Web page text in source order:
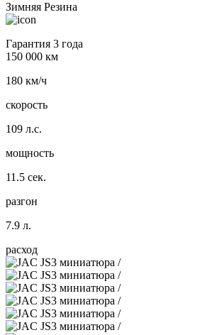
Зимняя Резина
Гарантия 3 года
150 000 км
180 км/ч
скорость
109 л.с.
мощность
11.5 сек.
разгон
7.9 л.
расход